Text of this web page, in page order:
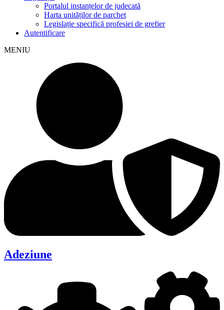
Portalul instanțelor de judecată
Harta unităților de parchet
Legislație specifică profesiei de grefier
Autentificare
MENIU
Adeziune